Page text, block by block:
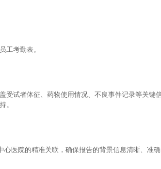
工考勤表。
试者体征、药物使用情况、不良事件记录等关键
。
医院的精准关联，确保报告的背景信息清晰、准